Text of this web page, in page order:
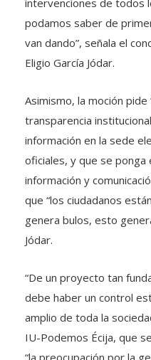
intervenciones de todos
podamos saber de
van dando”, señala el
Eligio García Jódar.
Asimismo, la moción
transparencia
información en la sede
oficiales, y que se ponga
información y
que “los ciudadanos
genera bulos, esto
Jódar.
“De un proyecto tan
debe haber un control
amplio de toda la
IU-Podemos Écija, que
“la preocupación por la